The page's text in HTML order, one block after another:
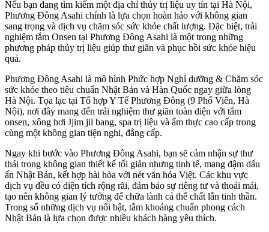
Nếu bạn đang tìm kiếm một địa chỉ thủy trị liệu uy tín tại Hà Nội,
Phương Đông Asahi chính là lựa chọn hoàn hảo với không gian
sang trọng và dịch vụ chăm sóc sức khỏe chất lượng. Đặc biệt, trải
nghiệm tắm Onsen tại Phương Đông Asahi là một trong những
phương pháp thủy trị liệu giúp thư giãn và phục hồi sức khỏe hiệu
quả.
Phương Đông Asahi là mô hình Phức hợp Nghỉ dưỡng & Chăm sóc
sức khỏe theo tiêu chuẩn Nhật Bản và Hàn Quốc ngay giữa lòng
Hà Nội. Tọa lạc tại Tổ hợp Y Tế Phương Đông (9 Phố Viên, Hà
Nội), nơi đây mang đến trải nghiệm thư giãn toàn diện với tắm
onsen, xông hơi Jjim jil bang, spa trị liệu và ẩm thực cao cấp trong
cùng một không gian tiện nghi, đẳng cấp.
Ngay khi bước vào Phương Đông Asahi, bạn sẽ cảm nhận sự thư
thái trong không gian thiết kế tối giản nhưng tinh tế, mang đậm dấu
ấn Nhật Bản, kết hợp hài hòa với nét văn hóa Việt. Các khu vực
dịch vụ đều có diện tích rộng rãi, đảm bảo sự riêng tư và thoải mái,
tạo nên không gian lý tưởng để chữa lành cả thể chất lẫn tinh thần.
Trong số những dịch vụ nổi bật, tắm khoáng chuẩn phong cách
Nhật Bản là lựa chọn được nhiều khách hàng yêu thích.